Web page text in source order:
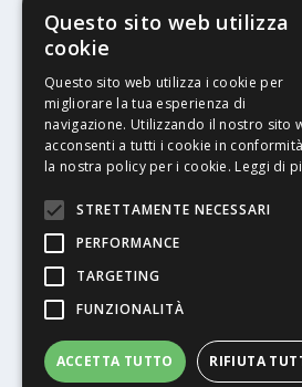
© Stratego Group –
racconta le innovazioni
aziende di stampa e di converting.
riferimento per chi opera in Italia
comunicazione stampata. Oltre ai
propria community diversi servizi
Lavoro, la Print Connection, i Big
Stampamedia.net è una delle
Partita IVA07921450156
Contatti–Informativa privacy–
Questo sito web utilizza
cookie
Questo sito web utilizza i cookie per
migliorare la tua esperienza di
navigazione. Utilizzando il nostro sito
acconsenti a tutti i cookie in
la nostra policy per i cookie. Leggi di
STRETTAMENTE NECESSARI
PERFORMANCE
TARGETING
FUNZIONALITÀ
ACCETTA TUTTO RIFIUTA